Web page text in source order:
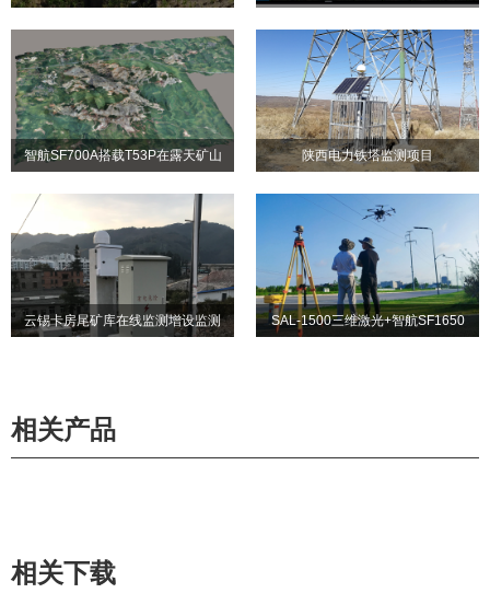
勘测项目
房屋等苛刻环境条件，成功
完成管线地形勘测项目
屋立面的综合应用
智航SF700A搭载T53P在露天矿山
天矿山勘查中的综合应用
陕西电力铁塔监测项目
云锡卡房尾矿库在线监测增设监测 SAL-1500三维激光+智航SF1650
相关产品
相关下载